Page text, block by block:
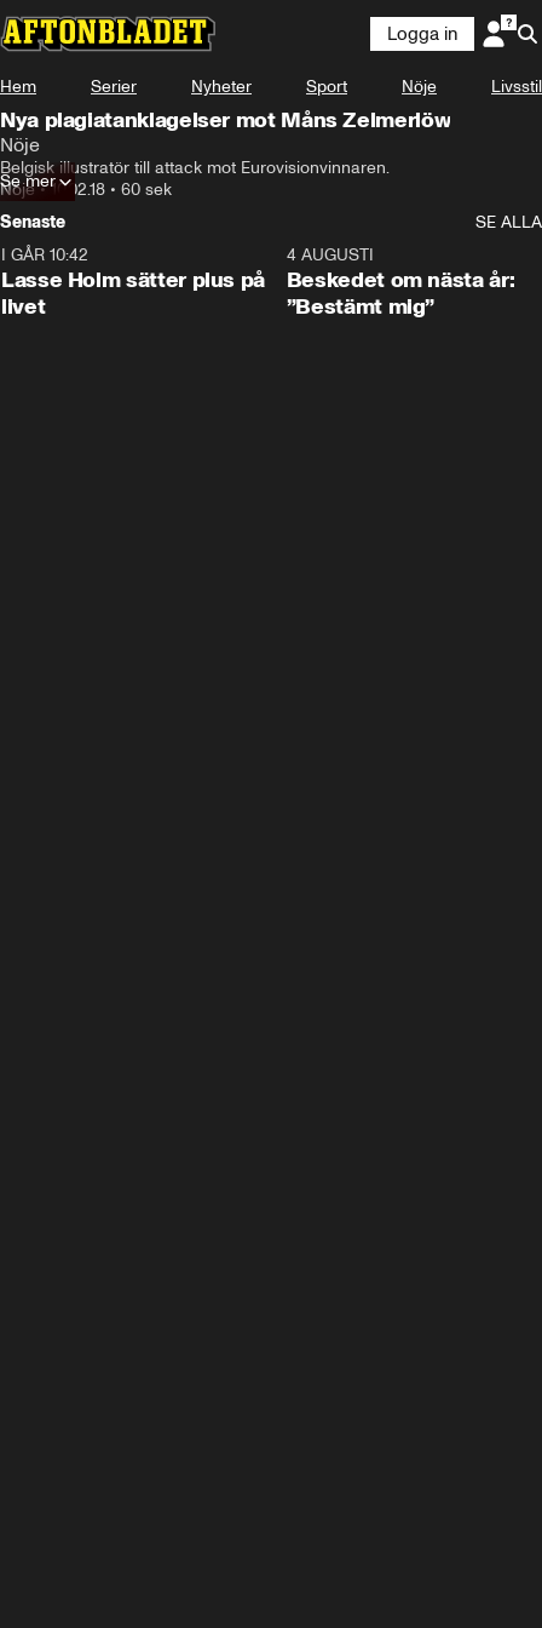
Logga in
Hem Serier Nyheter Sport Nöje Livsstil
Nya plagiatanklagelser mot Måns Zelmerlöw
Nöje
Belgisk illustratör till attack mot Eurovisionvinnaren.
Nöje•10.02.18 • 60 sek
Se mer
Senaste
SE ALLA
I GÅR 10:42
Lasse Holm sätter plus på
livet
4 AUGUSTI
Beskedet om nästa år:
”Bestämt mig”